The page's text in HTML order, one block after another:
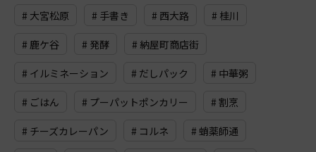
# 大宮松原 # 手書き # 西大路 # 桂川
# 鹿ケ谷 # 発酵 # 納屋町商店街
# イルミネーション # だしパック # 中華粥
# ごはん # プーパットポンカリー # 割烹
# チーズカレーパン # コルネ # 蛸薬師通